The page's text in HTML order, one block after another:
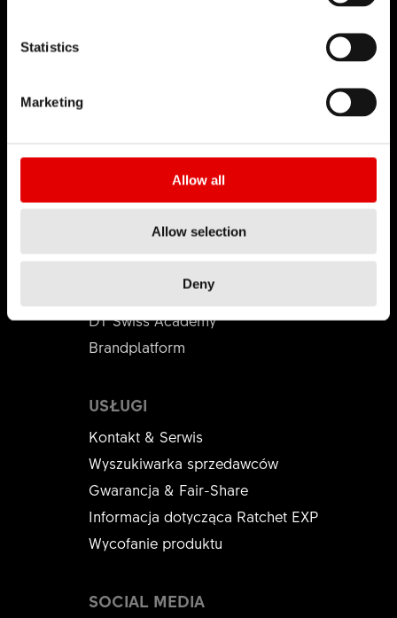
Statistics
Marketing
Allow all
Allow selection
Deny
Srodowisko pracy
Rozpocznij Kariere
USŁUGI
Kontakt & Serwis
Wyszukiwarka sprzedawców
Gwarancja & Fair-Share
Informacja dotycząca Ratchet EXP
Wycofanie produktu
PARTNERZY BIZNESOWI
DT Swiss Academy
Brandplatform
SOCIAL MEDIA